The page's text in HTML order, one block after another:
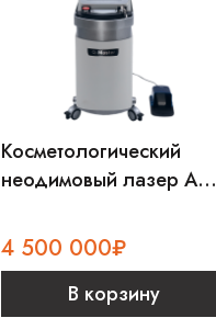
Косметологический
неодимовый лазер AMI
4 500 000₽
В корзину